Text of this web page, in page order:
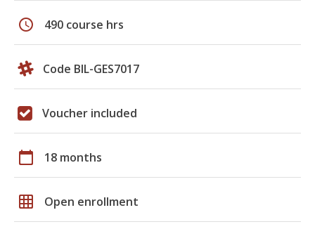
schedule 490 course hrs
Code BIL-GES7017
Voucher included
calendar_today 18 months
grid_on Open enrollment